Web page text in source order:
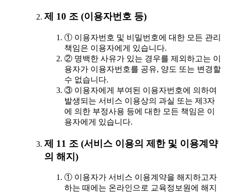
제 10 조 (이용자번호 등)
① 이용자번호 및 비밀번호에 대한 모든 관리
책임은 이용자에게 있습니다.
② 명백한 사유가 있는 경우를 제외하고는 이
용자가 이용자번호를 공유, 양도 또는 변경할
수 없습니다.
③ 이용자에게 부여된 이용자번호에 의하여
발생되는 서비스 이용상의 과실 또는 제3자
에 의한 부정사용 등에 대한 모든 책임은 이
용자에게 있습니다.
제 11 조 (서비스 이용의 제한 및 이용계약
의 해지)
① 이용자가 서비스 이용계약을 해지하고자
하는 때에는 온라인으로 교육정보원에 해지